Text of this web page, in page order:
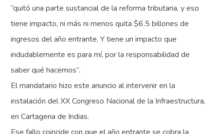
“quitó una parte sustancial de la reforma tributaria, y eso
tiene impacto, ni más ni menos quita $6.5 billones de
ingresos del año entrante. Y tiene un impacto que
indudablemente es para mí, por la responsabilidad de
saber qué hacemos”.
El mandatario hizo este anuncio al intervenir en la
instalación del XX Congreso Nacional de la Infraestructura,
en Cartagena de Indias.